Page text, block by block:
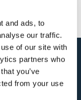
and ads, to
our traffic.
of our site with
partners who
you’ve
from your use
le